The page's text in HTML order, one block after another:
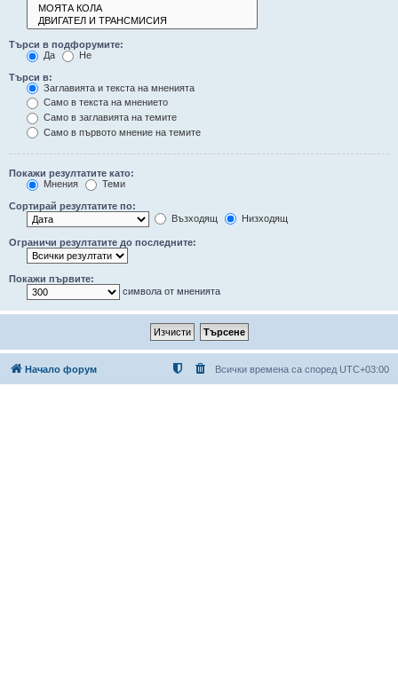
Търси в подфорумите:
Да
Не
Търси в:
Заглавията и текста на мненията
Само в текста на мнението
Само в заглавията на темите
Само в първото мнение на темите
Покажи резултатите като:
Мнения
Теми
Сортирай резултатите по:
Възходящ
Низходящ
Ограничи резултатите до последните:
Покажи първите:
символа от мненията
Начало форум Всички времена са според UTC+03:00